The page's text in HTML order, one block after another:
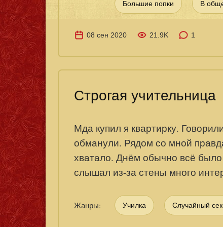
Большие попки В
08 сен 2020 21.9K 1
Строгая учительница
Мда купил я квартирку.
обманули. Рядом со мной
хватало. Днём обычно всё
слышал из-за стены много
Жанры: Училка Случайный